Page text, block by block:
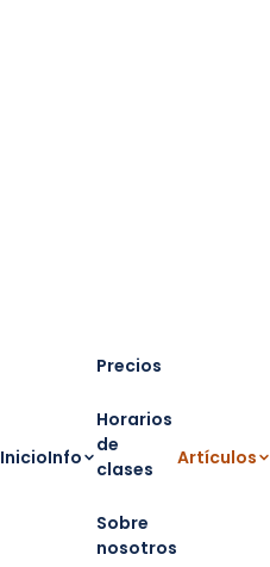
InicioInfo
Precios
Horarios
de
clases
Sobre
nosotros
Artículos